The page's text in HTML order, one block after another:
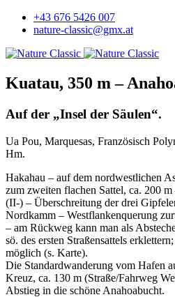
+43 676 5426 007
nature-classic@gmx.at
Kuatau, 350 m –
Auf der „Insel der Säulen“.
Ua Pou, Marquesas, Französisch
Hm.
Hakahau – auf dem nordwestlichen
zum zweiten flachen Sattel, ca. 200
(II-) – Überschreitung der drei
Nordkamm – Westflankenquerung
– am Rückweg kann man als
sö. des ersten Straßensattels
möglich (s. Karte).
Die Standardwanderung vom Hafen
Kreuz, ca. 130 m (Straße/Fahrweg
Abstieg in die schöne Anahoabucht.